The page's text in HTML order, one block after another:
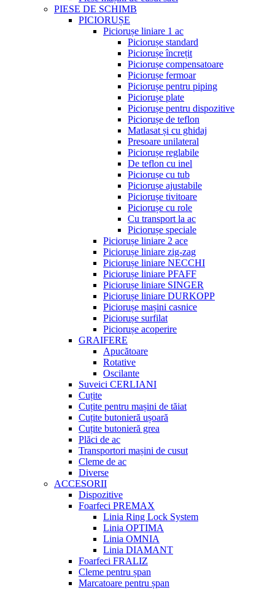
PIESE DE SCHIMB
PICIORUȘE
Piciorușe liniare 1 ac
Piciorușe standard
Piciorușe încrețit
Piciorușe compensatoare
Piciorușe fermoar
Piciorușe pentru piping
Piciorușe plate
Piciorușe pentru dispozitive
Piciorușe de teflon
Matlasat și cu ghidaj
Presoare unilateral
Piciorușe reglabile
De teflon cu inel
Piciorușe cu tub
Piciorușe ajustabile
Piciorușe tivitoare
Piciorușe cu role
Cu transport la ac
Piciorușe speciale
Piciorușe liniare 2 ace
Piciorușe liniare zig-zag
Piciorușe liniare NECCHI
Piciorușe liniare PFAFF
Piciorușe liniare SINGER
Piciorușe liniare DURKOPP
Piciorușe mașini casnice
Piciorușe surfilat
Piciorușe acoperire
GRAIFERE
Apucătoare
Rotative
Oscilante
Suveici CERLIANI
Cuțite
Cuțite pentru mașini de tăiat
Cuțite butonieră ușoară
Cuțite butonieră grea
Plăci de ac
Transportori mașini de cusut
Cleme de ac
Diverse
ACCESORII
Dispozitive
Foarfeci PREMAX
Linia Ring Lock System
Linia OPTIMA
Linia OMNIA
Linia DIAMANT
Foarfeci FRALIZ
Cleme pentru șpan
Marcatoare pentru șpan